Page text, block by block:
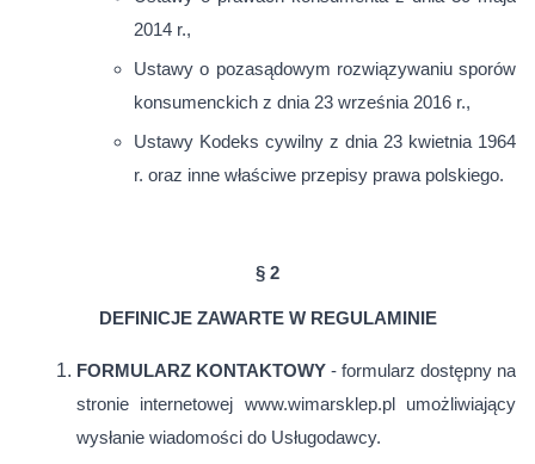
2014 r.,
Ustawy o pozasądowym rozwiązywaniu sporów
konsumenckich z dnia 23 września 2016 r.,
Ustawy Kodeks cywilny z dnia 23 kwietnia 1964
r. oraz inne właściwe przepisy prawa polskiego.
§ 2
DEFINICJE ZAWARTE W REGULAMINIE
FORMULARZ KONTAKTOWY - formularz dostępny na
stronie internetowej www.wimarsklep.pl umożliwiający
wysłanie wiadomości do Usługodawcy.